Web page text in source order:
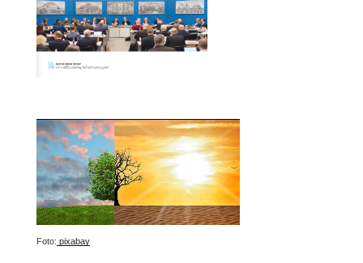
Foto: pixabay